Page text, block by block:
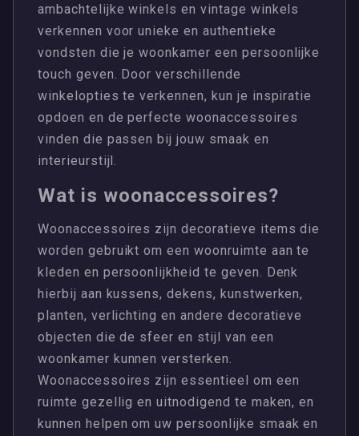
ambachtelijke winkels en vintage winkels
verkennen voor unieke en authentieke
vondsten die je woonkamer een persoonlijke
touch geven. Door verschillende
winkelopties te verkennen, kun je inspiratie
opdoen en de perfecte woonaccessoires
vinden die passen bij jouw smaak en
interieurstijl.
Wat is woonaccessoires?
Woonaccessoires zijn decoratieve items die
worden gebruikt om een woonruimte aan te
kleden en persoonlijkheid te geven. Denk
hierbij aan kussens, dekens, kunstwerken,
planten, verlichting en andere decoratieve
objecten die de sfeer en stijl van een
woonkamer kunnen versterken.
Woonaccessoires zijn essentieel om een
ruimte gezellig en uitnodigend te maken, en
kunnen helpen om uw persoonlijke smaak en